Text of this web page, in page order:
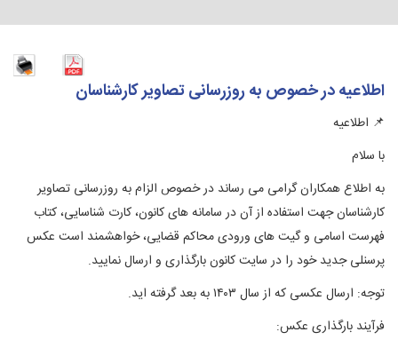
اطلاعیه در خصوص به روزرسانی تصاویر کارشناسان
📌 اطلاعیه
با سلام
به اطلاع همکاران گرامی می رساند در خصوص الزام به روزرسانی تصاویر
کارشناسان جهت استفاده از آن در سامانه های کانون، کارت شناسایی، کتاب
فهرست اسامی و گیت های ورودی محاکم قضایی، خواهشمند است عکس
پرسنلی جدید خود را در سایت کانون بارگذاری و ارسال نمایید.
توجه: ارسال عکسی که از سال ۱۴۰۳ به بعد گرفته اید.
فرآیند بارگذاری عکس: